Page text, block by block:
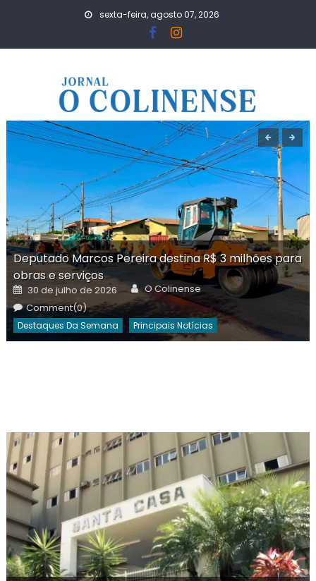
sexta-feira, agosto 07, 2026
Deputado Marcos Pereira destina R$ 3 milhões para
obras e serviços
Posted
on
30 de julho de 2026 Author
O Colinense
Comment(0)
Destaques Da Semana Principais Notícias